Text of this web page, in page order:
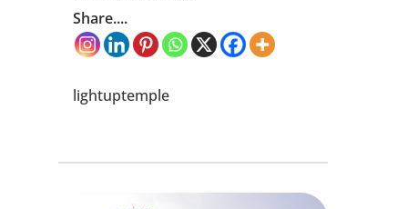
Share....
lightuptemple